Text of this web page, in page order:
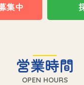
集中
営業時間
OPEN HOURS